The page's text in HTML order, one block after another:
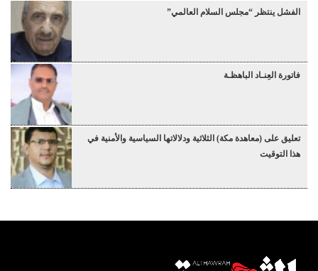
الفشل ينتظر “مجلس السلام العالمي”
فاتورة العِنـاد الباهظـة
تعليق على (معاهدة مكة) الثلاثية ودلالاتها السياسية والأمنية في
هذا التوقيت